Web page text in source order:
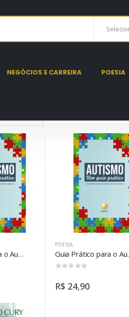
NEGÓCIOS E CARREIRA POESIA
Set Ascending
Guia Prático para o Autismo
POESIA
Guia
R$ 24,90